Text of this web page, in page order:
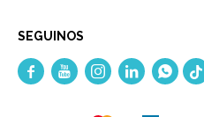
SEGUINOS
    